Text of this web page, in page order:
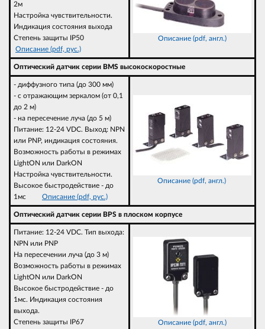
2м
Настройка чувствительности.
Индикация состояния выхода
Степень защиты IP50
Описание (pdf, рус.)
Описание (pdf, англ.)
Оптический датчик серии BMS высокоскоростные
- диффузного типа (до 300 мм)
- с отражающим зеркалом (от 0,1
до 2 м)
- на пересечение луча (до 5 м)
Питание: 12-24 VDC. Выход: NPN
или PNP, индикация состояния.
Возможность работы в режимах
LightON или DarkON
Настройка чувствительности.
Высокое быстродействие - до
1мс Описание (pdf, рус.)
Описание (pdf, англ.)
Оптический датчик серии BPS в плоском корпусе
Питание: 12-24 VDC. Тип выхода:
NPN или PNP
На пересечении луча (до 3 м)
Возможность работы в режимах
LightON или DarkON
Высокое быстродействие - до
1мс. Индикация состояния
выхода.
Степень защиты IP67
Описание (pdf, англ.)